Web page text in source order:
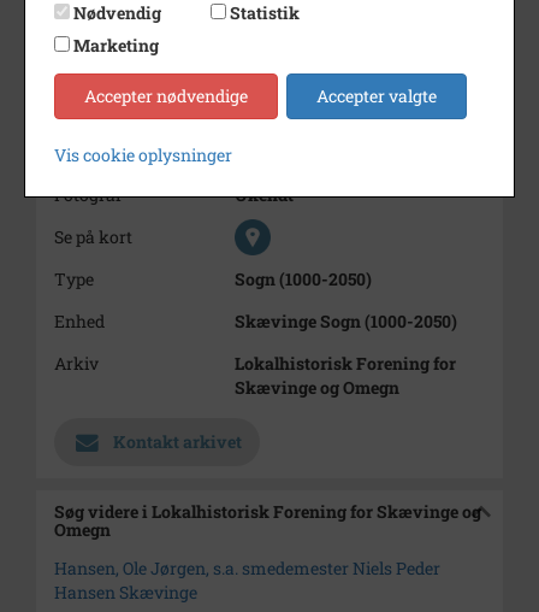
3. fra venstre: Niels Peder
Årstal
Fotograf
Ukendt
Se på kort
Type
Sogn (1000-2050)
Enhed
Skævinge Sogn (1000-2050)
Arkiv
Lokalhistorisk Forening for
Skævinge og Omegn
Kontakt arkivet
Søg videre i Lokalhistorisk Forening for Skævinge og
Omegn
Hansen, Ole Jørgen, s.a. smedemester Niels Peder
Hansen Skævinge
Nødvendig
Statistik
Marketing
Accepter nødvendige Accepter valgte
Vis cookie oplysninger